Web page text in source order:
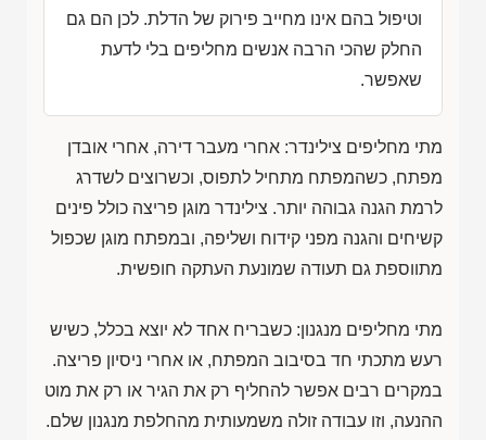
וטיפול בהם אינו מחייב פירוק של הדלת. לכן הם גם
החלק שהכי הרבה אנשים מחליפים בלי לדעת
שאפשר.
מתי מחליפים צילינדר: אחרי מעבר דירה, אחרי אובדן
מפתח, כשהמפתח מתחיל לתפוס, וכשרוצים לשדרג
לרמת הגנה גבוהה יותר. צילינדר מוגן פריצה כולל פינים
קשיחים והגנה מפני קידוח ושליפה, ובמפתח מוגן שכפול
מתווספת גם תעודה שמונעת העתקה חופשית.
מתי מחליפים מנגנון: כשבריח אחד לא יוצא בכלל, כשיש
רעש מתכתי חד בסיבוב המפתח, או אחרי ניסיון פריצה.
במקרים רבים אפשר להחליף רק את הגיר או רק את מוט
ההנעה, וזו עבודה זולה משמעותית מהחלפת מנגנון שלם.